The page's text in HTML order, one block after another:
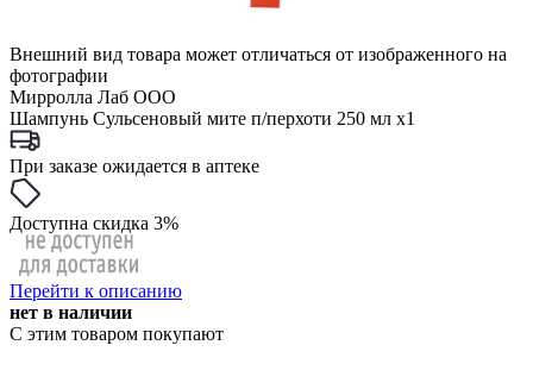
Внешний вид товара может отличаться от изображенного на
фотографии
Мирролла Лаб ООО
Шампунь Сульсеновый мите п/перхоти 250 мл x1
При заказе ожидается в аптеке
Доступна скидка 3%
Перейти к описанию
нет в наличии
С этим товаром покупают